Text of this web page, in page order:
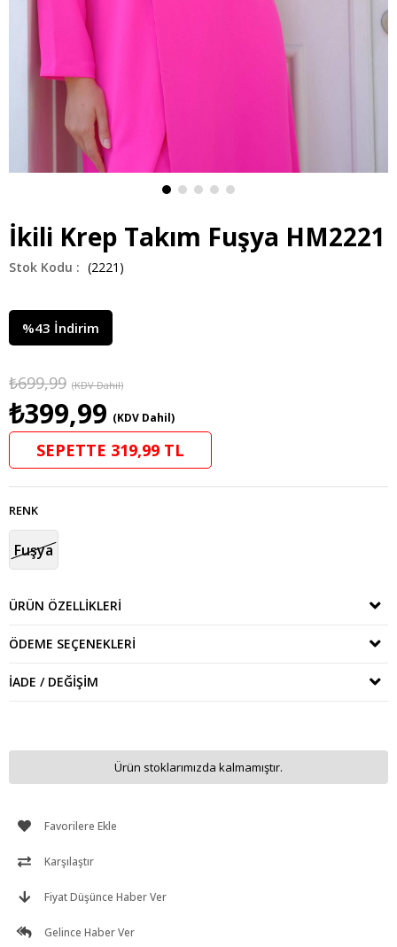
İkili Krep Takım Fuşya HM2221
(2221)
%43 İndirim
₺699,99 (KDV Dahil)
₺399,99 (KDV Dahil)
SEPETTE 319,99 TL
RENK
Fuşya
ÜRÜN ÖZELLIKLERI
ÖDEME SEÇENEKLERI
İADE / DEĞIŞIM
Ürün stoklarımızda kalmamıştır.
Favorilere Ekle
Karşılaştır
Fiyat Düşünce Haber Ver
Gelince Haber Ver